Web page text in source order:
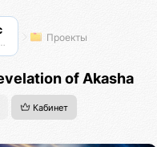
Проекты
of Akasha
Кабинет